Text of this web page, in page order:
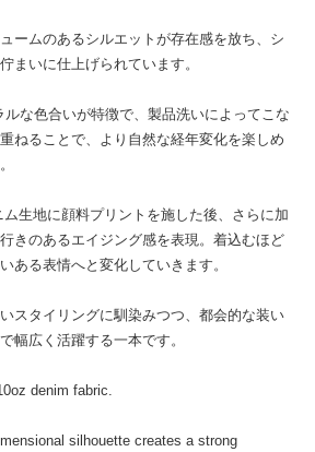
ームのあるシルエットが存在感を放ち、シ
まいに仕上げられています。
な色合いが特徴で、製品洗いによってこな
ねることで、より自然な経年変化を楽しめ
生地に顔料プリントを施した後、さらに加
きのあるエイジング感を表現。着込むほど
ある表情へと変化していきます。
スタイリングに馴染みつつ、都会的な装い
幅広く活躍する一本です。
denim fabric.
silhouette creates a strong